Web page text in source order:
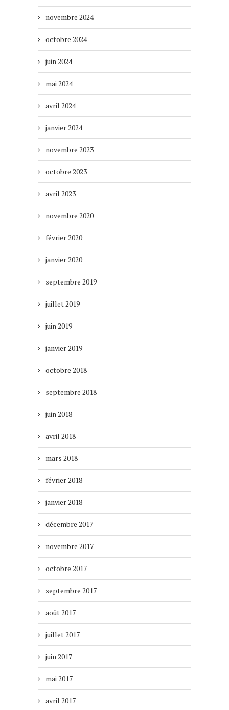
novembre 2024
octobre 2024
juin 2024
mai 2024
avril 2024
janvier 2024
novembre 2023
octobre 2023
avril 2023
novembre 2020
février 2020
janvier 2020
septembre 2019
juillet 2019
juin 2019
janvier 2019
octobre 2018
septembre 2018
juin 2018
avril 2018
mars 2018
février 2018
janvier 2018
décembre 2017
novembre 2017
octobre 2017
septembre 2017
août 2017
juillet 2017
juin 2017
mai 2017
avril 2017